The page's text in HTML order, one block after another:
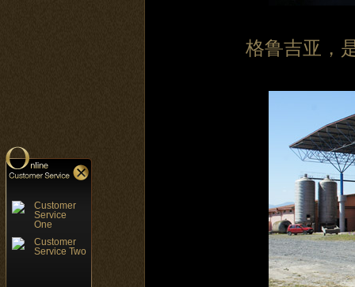
格鲁吉亚，
Customer
Service
One
Customer
Service Two